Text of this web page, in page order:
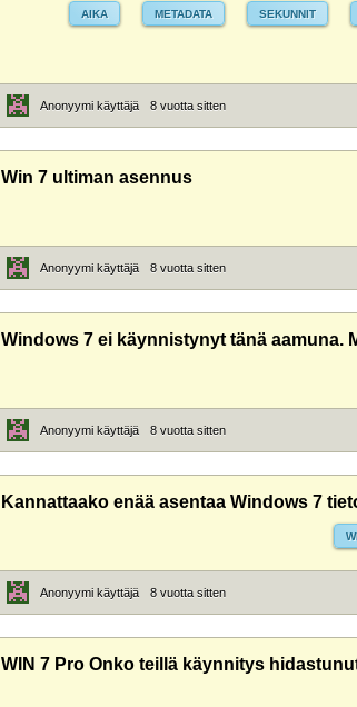
AIKA METADATA SEKUNNIT
Anonyymi käyttäjä 8 vuotta sitten
Win 7 ultiman asennus
Anonyymi käyttäjä 8 vuotta sitten
Windows 7 ei käynnistynyt tänä aamuna.
Anonyymi käyttäjä 8 vuotta sitten
Kannattaako enää asentaa Windows 7
Anonyymi käyttäjä 8 vuotta sitten
WIN 7 Pro Onko teillä käynnitys